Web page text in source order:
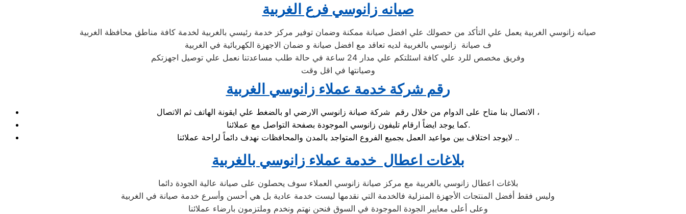
صيانه زانوسي فرع الغربية
صيانه زانوسي الغربية يعمل علي التأكد من حصولك علي افضل صيانة ممكنة وضمان توفير مركز خدمة رئيسي بالغربية لخدمة كافة مناطق محافظة الغربية
ف صيانة زانوسي بالغربية لديه تعاقد مع افضل صيانة و ضمان الاجهزة الكهربائية في الغربية
وفريق مخصص للرد علي كافة اسئلتكم علي مدار 24 ساعة في حالة طلب مساعدتنا نعمل علي توصيل اجهزتكم
وصيانتها في اقل وقت
رقم شركة خدمة عملاء زانوسي الغربية
الاتصال بنا متاح على الدوام من خلال رقم شركة صيانة زانوسي الارضي او بالضغط علي ايقونة الهاتف ثم الاتصال ،
كما يوجد ايضاً ارقام تليفون زانوسي الموجودة بصفحة التواصل مع عملائنا.
لايوجد اختلاف بين مواعيد العمل بجميع الفروع المتواجد بالمدن والمحافظات نهدف دائماً لراحة عملائنا ..
بلاغات اعطال خدمة عملاء زانوسي بالغربية
بلاغات اعطال زانوسي بالغربية مع مركز صيانة زانوسي العملاء سوف يحصلون على صيانة عالية الجودة دائما
وليس فقط أفضل المنتجات الأجهزة المنزلية فالخدمة التي نقدمها ليست خدمة عادية بل هي أحسن وأسرع خدمة صيانة في الغربية
وعلى أعلى معايير الجودة الموجودة في السوق فنحن نهتم ونخدم وملتزمون بارضاء عملائنا